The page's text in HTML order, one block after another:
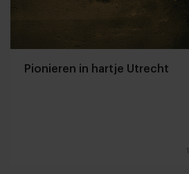
Pionieren in hartje Utrecht